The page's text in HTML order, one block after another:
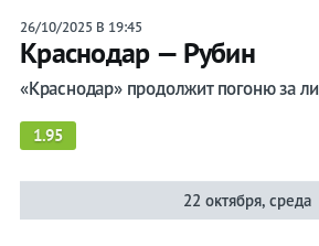
26/10/2025 В 19:45
Краснодар — Рубин
«Краснодар» продолжит погоню за
1.95
22 октября, среда